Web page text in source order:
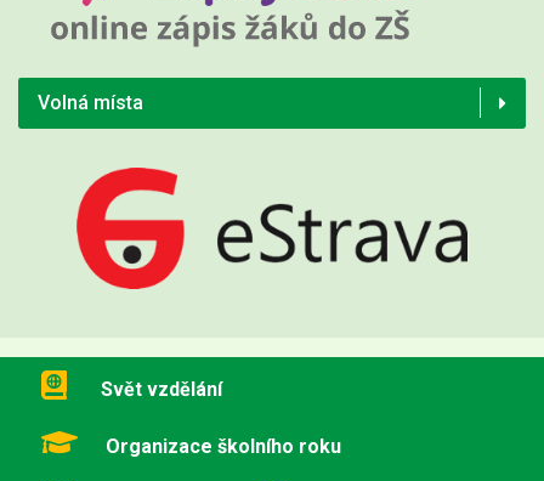
Volná místa
Svět vzdělání
Organizace školního roku